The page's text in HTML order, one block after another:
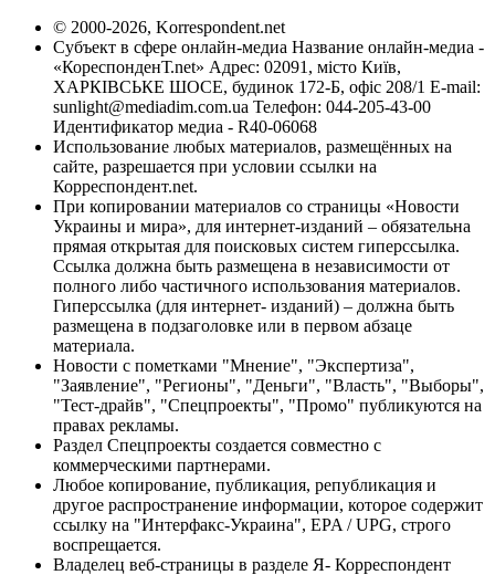
© 2000-2026, Korrespondent.net
Субъект в сфере онлайн-медиа Название онлайн-медиа -
«КореспонденТ.net» Адрес: 02091, місто Київ,
ХАРКІВСЬКЕ ШОСЕ, будинок 172-Б, офіс 208/1 E-mail:
sunlight@mediadim.com.ua Телефон: 044-205-43-00
Идентификатор медиа - R40-06068
Использование любых материалов, размещённых на
сайте, разрешается при условии ссылки на
Корреспондент.net.
При копировании материалов со страницы «Новости
Украины и мира», для интернет-изданий – обязательна
прямая открытая для поисковых систем гиперссылка.
Ссылка должна быть размещена в независимости от
полного либо частичного использования материалов.
Гиперссылка (для интернет- изданий) – должна быть
размещена в подзаголовке или в первом абзаце
материала.
Новости с пометками "Мнение", "Экспертиза",
"Заявление", "Регионы", "Деньги", "Власть", "Выборы",
"Тест-драйв", "Спецпроекты", "Промо" публикуются на
правах рекламы.
Раздел Спецпроекты создается совместно с
коммерческими партнерами.
Любое копирование, публикация, републикация и
другое распространение информации, которое содержит
ссылку на "Интерфакс-Украина", EPA / UPG, строго
воспрещается.
Владелец веб-страницы в разделе Я- Корреспондент